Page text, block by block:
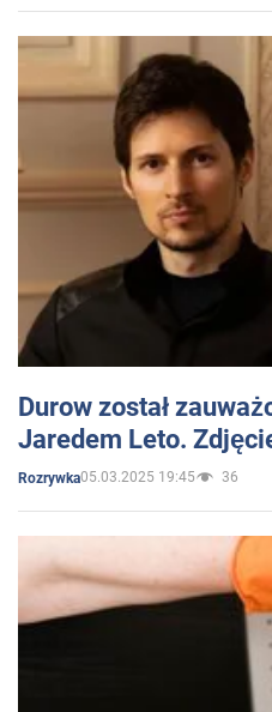
Durow został
Jaredem Leto.
Rozrywka05.03.2025 19:45 36